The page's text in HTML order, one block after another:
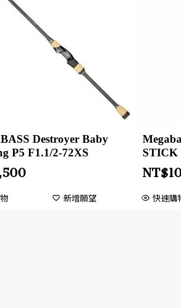
Destroyer Baby
P5 F1.1/2-72XS
新增願望
STICK
NT$
快速購